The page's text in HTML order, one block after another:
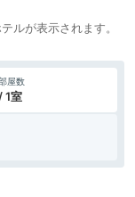
楽天トラベル
ホテル
4,500円〜
楽天トラベル
ホテル
ルが表示されます。
屋数
1室